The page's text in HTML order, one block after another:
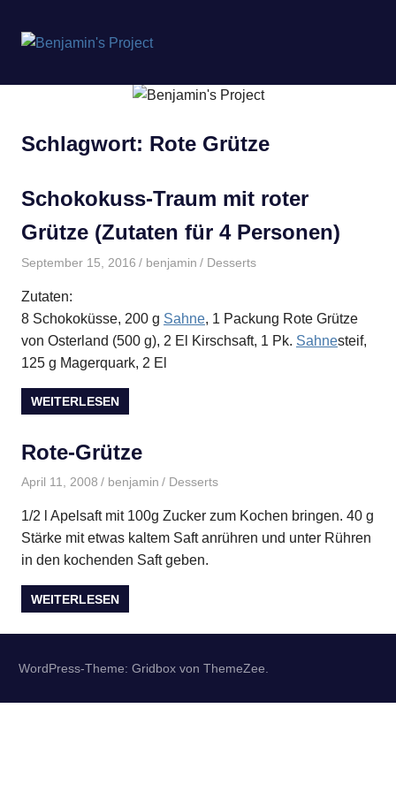
springen
Project
Schlagwort: Rote Grütze
Schokokuss-Traum mit roter
Grütze (Zutaten für 4 Personen)
September 15, 2016 benjamin Desserts
Zutaten:
8 Schokoküsse, 200 g Sahne, 1 Packung Rote Grütze
von Osterland (500 g), 2 El Kirschsaft, 1 Pk. Sahnesteif,
125 g Magerquark, 2 El
WEITERLESEN
Rote-Grütze
April 11, 2008 benjamin Desserts
1/2 l Apelsaft mit 100g Zucker zum Kochen bringen. 40 g
Stärke mit etwas kaltem Saft anrühren und unter Rühren
in den kochenden Saft geben.
WEITERLESEN
WordPress-Theme: Gridbox von ThemeZee.